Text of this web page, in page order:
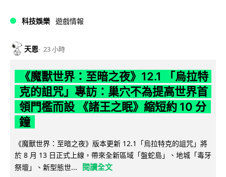
科技娛樂 遊戲情報
天恩 23 小時
《魔獸世界：至暗之夜》12.1 「烏拉特
克的詛咒」專訪：巢穴不為提高世界首
領門檻而設 《諸王之眠》縮短約 10 分
鐘
《魔獸世界：至暗之夜》版本更新 12.1「烏拉特克的詛咒」將
於 8 月 13 日正式上線，帶來全新區域「盤蛇島」、地城「毒牙
祭壇」、新型態世...
閱讀全文